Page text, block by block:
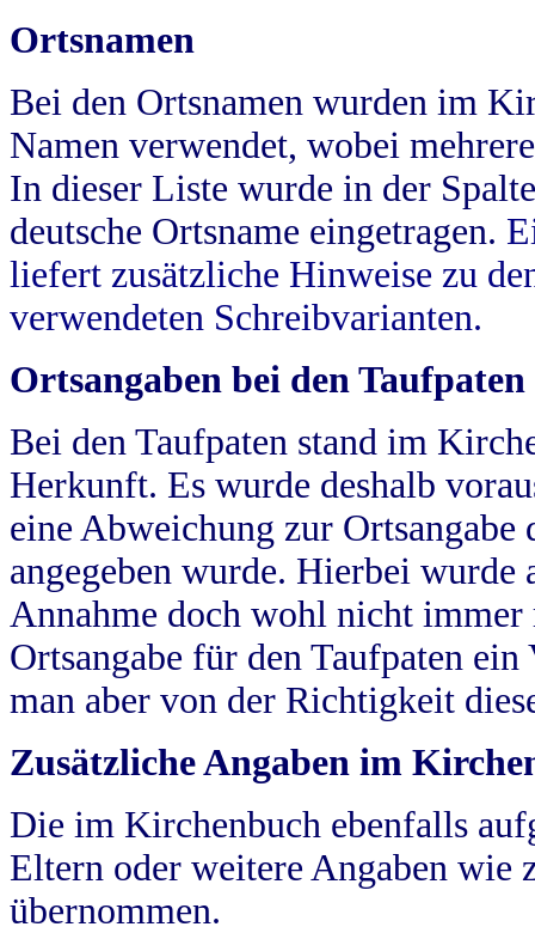
Ortsnamen
Bei den Ortsnamen wurden im
Namen verwendet, wobei
In dieser Liste wurde in der
deutsche Ortsname eingetragen.
liefert zusätzliche Hinweise zu
verwendeten Schreibvarianten.
Ortsangaben bei den Taufpaten
Bei den Taufpaten stand im
Herkunft. Es wurde deshalb
eine Abweichung zur
angegeben wurde. Hierbei wurde
Annahme doch wohl nicht
Ortsangabe für den Taufpaten
man aber von der Richtigkeit
Zusätzliche Angaben im
Die im Kirchenbuch ebenfalls
Eltern oder weitere Angaben wie
übernommen.